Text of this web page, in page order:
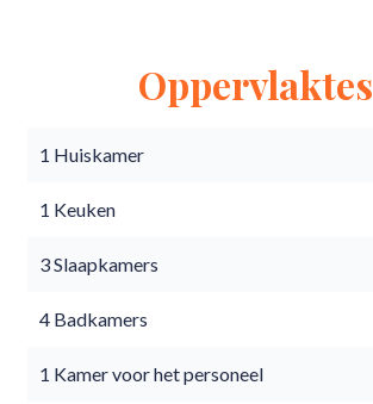
Oppervlaktes
1 Huiskamer
1 Keuken
3 Slaapkamers
4 Badkamers
1 Kamer voor het personeel